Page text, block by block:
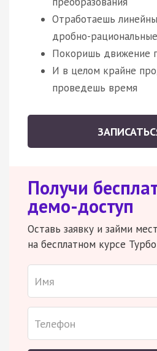
Отработаешь
дробно-
Покоришь движение
И в целом крайне
проведешь время
Получи
демо-доступ
Оставь заявку и займи
на бесплатном курсе